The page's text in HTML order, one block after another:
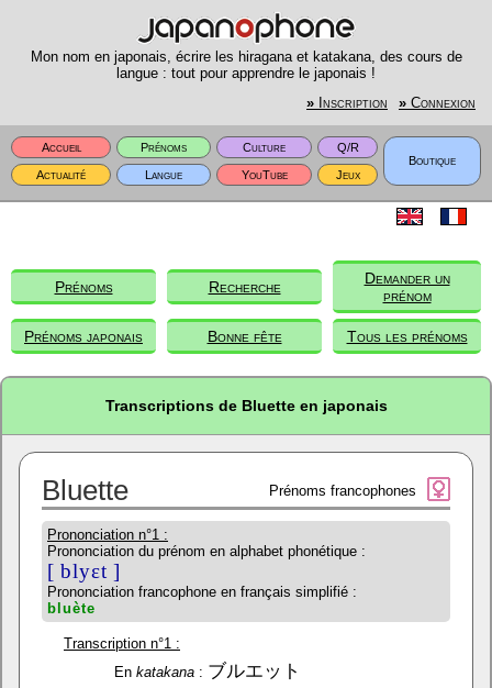
Mon nom en japonais, écrire les hiragana et katakana, des cours de
langue : tout pour apprendre le japonais !
» Inscription » Connexion
Accueil Prénoms Culture
Q/R
Boutique
Actualité
Langue YouTube Jeux
Prénoms Recherche
Demander un
prénom
Prénoms japonais Bonne fête Tous les prénoms
Transcriptions de Bluette en japonais
Bluette Prénoms francophones
Prononciation n°1 :
Prononciation du prénom en alphabet phonétique :
[ blyɛt ]
Prononciation francophone en français simplifié :
bluète
Transcription n°1 :
En katakana: ブルエット